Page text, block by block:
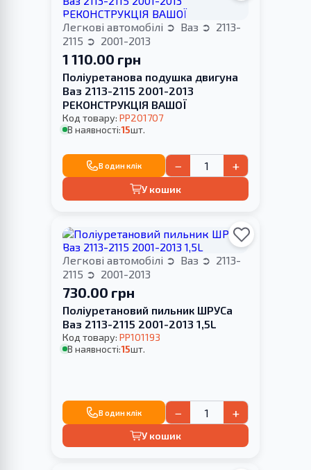
Легкові автомобілі Ваз
2113-
2115
2001-2013
1 110.00 грн
Поліуретанова подушка двигуна
Ваз 2113-2115 2001-2013
РЕКОНСТРУКЦІЯ ВАШОЇ
Код товару: PP201707
В наявності:15шт.
В один клік − +
У кошик
Легкові автомобілі Ваз
2113-
2115
2001-2013
730.00 грн
Поліуретановий пильник ШРУСа
Ваз 2113-2115 2001-2013 1,5L
Код товару: PP101193
В наявності:15шт.
В один клік − +
У кошик